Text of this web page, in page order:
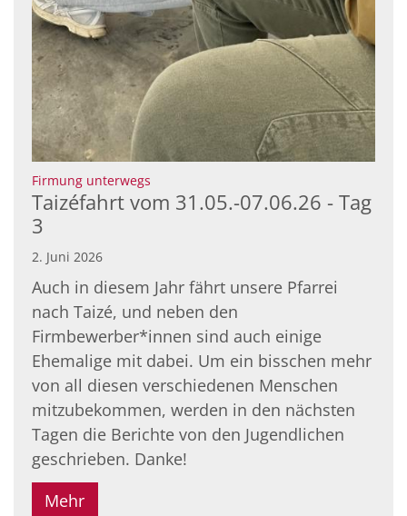
Firmung unterwegs
Taizéfahrt vom 31.05.-07.06.26 - Tag
3
2. Juni 2026
Auch in diesem Jahr fährt unsere Pfarrei
nach Taizé, und neben den
Firmbewerber*innen sind auch einige
Ehemalige mit dabei. Um ein bisschen mehr
von all diesen verschiedenen Menschen
mitzubekommen, werden in den nächsten
Tagen die Berichte von den Jugendlichen
geschrieben. Danke!
Mehr